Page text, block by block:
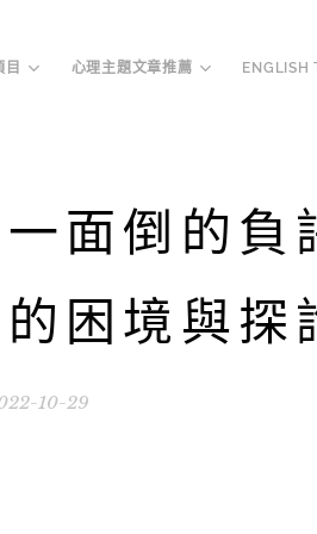
目 心理主題文章推薦 ENGLISH
面倒的負
困境與探
10-29